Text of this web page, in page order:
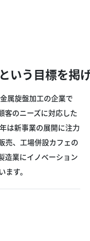
いう目標を掲
属旋盤加工の企業で
客のニーズに対応した
は新事業の展開に注力
売、工場併設カフェの
造業にイノベーション
す。